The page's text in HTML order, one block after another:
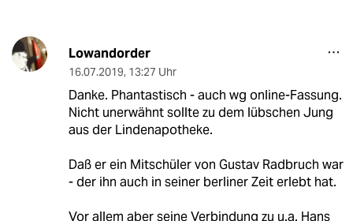
Lowandorder
16.07.2019, 13:27 Uhr
Danke. Phantastisch - auch wg online-Fassung.
Nicht unerwähnt sollte zu dem lübschen Jung
aus der Lindenapotheke.
Daß er ein Mitschüler von Gustav Radbruch war
- der ihn auch in seiner berliner Zeit erlebt hat.
Vor allem aber seine Verbindung zu u.a. Hans